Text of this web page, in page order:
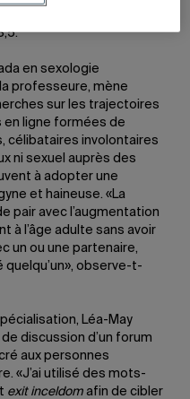
en sexologie
professeure, mène
sur les trajectoires
en ligne formées de
célibataires involontaires
ni sexuel auprès des
à adopter une
et haineuse. «La
pair avec l’augmentation
à l’âge adulte sans avoir
un ou une partenaire,
quelqu’un», observe-t-
Léa-May
discussion d’un forum
aux personnes
«J’ai utilisé des mots-
exit inceldom afin de cibler